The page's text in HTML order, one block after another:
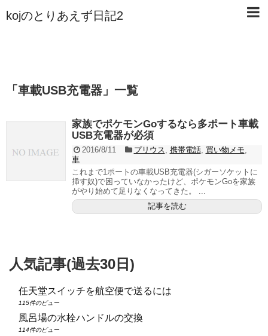
kojのとりあえず日記2
「 車載USB充電器 」 一覧
家族でポケモンGoするなら多ポート車載
USB充電器が必須
2016/8/11 プリウス 携帯電話, 買い物メモ
車
これまで1ポートの車載USB充電器(シガーソケットに
挿す奴)で困っていなかったけど、ポケモンGoを家族
がやり始めて足りなくなってきた。 ...
記事を読む
人気記事(過去30日)
任天堂スイッチを航空便で送るには
115件のビュー
風呂場の水栓ハンドルの交換
114件のビュー